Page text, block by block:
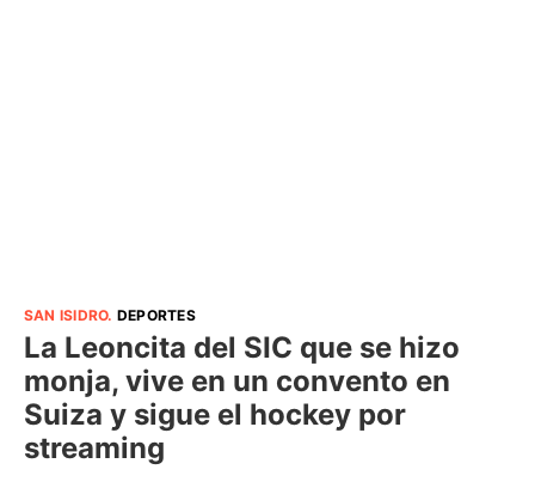
SAN ISIDRO. DEPORTES
La Leoncita del SIC que se hizo
monja, vive en un convento en
Suiza y sigue el hockey por
streaming